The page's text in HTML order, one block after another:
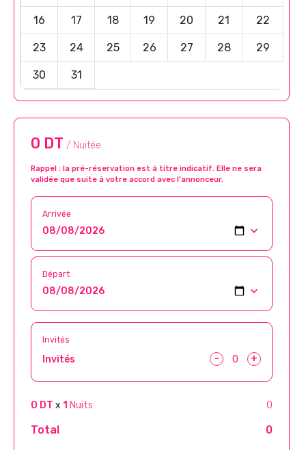
16 17 18 19 20 21 22
23 24 25 26 27 28 29
30 31
0 DT / Nuitée
Rappel : la pré-réservation est à titre indicatif. Elle ne sera
validée que suite à votre accord avec l’annonceur.
Arrivée
Départ
Invités
Invités - +
0 DT x 1 Nuits 0
Total 0